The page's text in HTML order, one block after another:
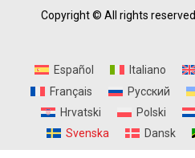
Copyright © All rights reserved.
Español Italiano
Français
Русский
Hrvatski
Polski
Svenska
Dansk